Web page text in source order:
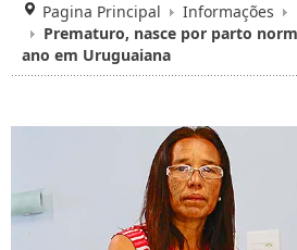
Pagina Principal Informações
Prematuro, nasce por parto
ano em Uruguaiana